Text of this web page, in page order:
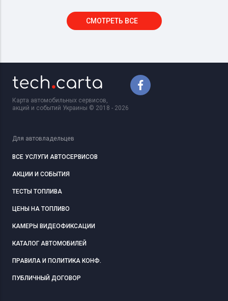
СМОТРЕТЬ ВСЕ
Карта автомобильных сервисов,
акций и событий Украины © 2018 - 2026
Для автовладельцев
ВСЕ УСЛУГИ АВТОСЕРВИСОВ
АКЦИИ И СОБЫТИЯ
ТЕСТЫ ТОПЛИВА
ЦЕНЫ НА ТОПЛИВО
КАМЕРЫ ВИДЕОФИКСАЦИИ
КАТАЛОГ АВТОМОБИЛЕЙ
ПРАВИЛА И ПОЛИТИКА КОНФ.
ПУБЛИЧНЫЙ ДОГОВОР